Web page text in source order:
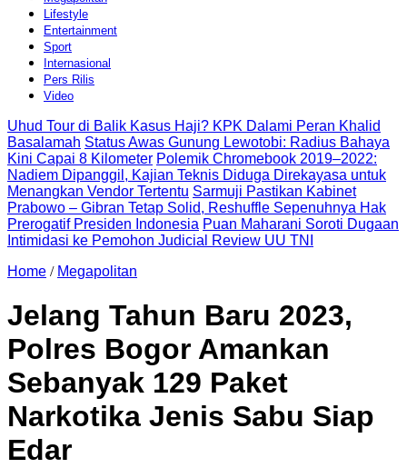
Lifestyle
Entertainment
Sport
Internasional
Pers Rilis
Video
Uhud Tour di Balik Kasus Haji? KPK Dalami Peran Khalid
Basalamah Status Awas Gunung Lewotobi: Radius Bahaya
Kini Capai 8 Kilometer Polemik Chromebook 2019–2022:
Nadiem Dipanggil, Kajian Teknis Diduga Direkayasa untuk
Menangkan Vendor Tertentu Sarmuji Pastikan Kabinet
Prabowo – Gibran Tetap Solid, Reshuffle Sepenuhnya Hak
Prerogatif Presiden Indonesia Puan Maharani Soroti Dugaan
Intimidasi ke Pemohon Judicial Review UU TNI
Home / Megapolitan
Jelang Tahun Baru 2023,
Polres Bogor Amankan
Sebanyak 129 Paket
Narkotika Jenis Sabu Siap
Edar